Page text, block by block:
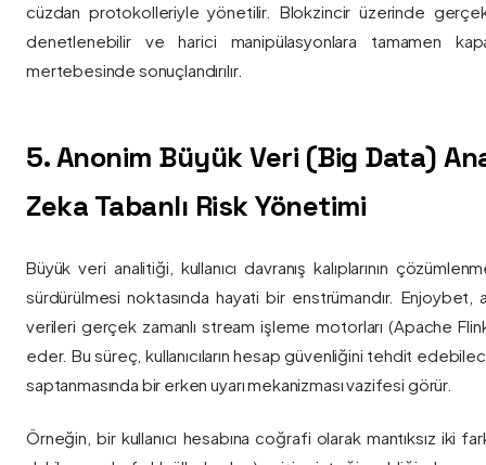
cüzdan protokolleriyle yönetilir. Blokzincir üzerinde
denetlenebilir ve harici manipülasyonlara tamamen
mertebesinde sonuçlandırılır.
5. Anonim Büyük Veri (Big Data)
Zeka Tabanlı Risk Yönetimi
Büyük veri analitiği, kullanıcı davranış kalıplarının
sürdürülmesi noktasında hayati bir enstrümandır. Enjoybet,
verileri gerçek zamanlı stream işleme motorları (Apache Flink
eder. Bu süreç, kullanıcıların hesap güvenliğini tehdit
saptanmasında bir erken uyarı mekanizması vazifesi görür.
Örneğin, bir kullanıcı hesabına coğrafi olarak mantıksız iki